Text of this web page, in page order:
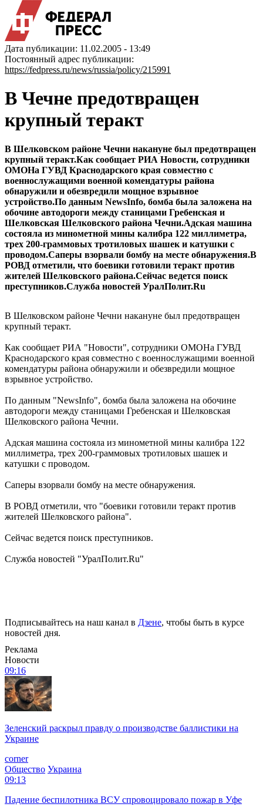
Дата публикации: 11.02.2005 - 13:49
Постоянный адрес публикации:
https://fedpress.ru/news/russia/policy/215991
В Чечне предотвращен
крупный теракт
В Шелковском районе Чечни накануне был предотвращен
крупный теракт.Как сообщает РИА Новости, сотрудники
ОМОНа ГУВД Краснодарского края совместно с
военнослужащими военной комендатуры района
обнаружили и обезвредили мощное взрывное
устройство.По данным NewsInfo, бомба была заложена на
обочине автодороги между станицами Гребенская и
Шелковская Шелковского района Чечни.Адская машина
состояла из минометной мины калибра 122 миллиметра,
трех 200-граммовых тротиловых шашек и катушки с
проводом.Саперы взорвали бомбу на месте обнаружения.В
РОВД отметили, что боевики готовили теракт против
жителей Шелковского района.Сейчас ведется поиск
преступников.Служба новостей УралПолит.Ru
В Шелковском районе Чечни накануне был предотвращен
крупный теракт.
Как сообщает РИА "Новости", сотрудники ОМОНа ГУВД
Краснодарского края совместно с военнослужащими военной
комендатуры района обнаружили и обезвредили мощное
взрывное устройство.
По данным "NewsInfo", бомба была заложена на обочине
автодороги между станицами Гребенская и Шелковская
Шелковского района Чечни.
Адская машина состояла из минометной мины калибра 122
миллиметра, трех 200-граммовых тротиловых шашек и
катушки с проводом.
Саперы взорвали бомбу на месте обнаружения.
В РОВД отметили, что "боевики готовили теракт против
жителей Шелковского района".
Сейчас ведется поиск преступников.
Служба новостей "УралПолит.Ru"
Подписывайтесь на наш канал в Дзене, чтобы быть в курсе
новостей дня.
Реклама
Новости
09:16
Зеленский раскрыл правду о производстве баллистики на
Украине
corner
Общество Украина
09:13
Падение беспилотника ВСУ спровоцировало пожар в Уфе